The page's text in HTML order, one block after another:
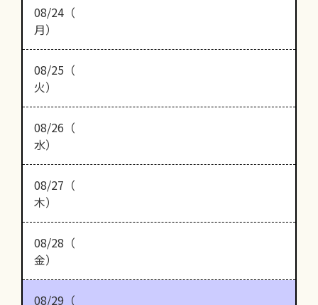
08/24（
月）
08/25（
火）
08/26（
水）
08/27（
木）
08/28（
金）
08/29（